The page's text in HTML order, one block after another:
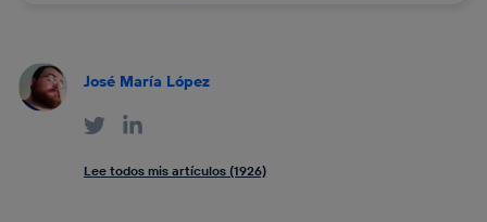
José María López
Lee todos mis artículos (1926)